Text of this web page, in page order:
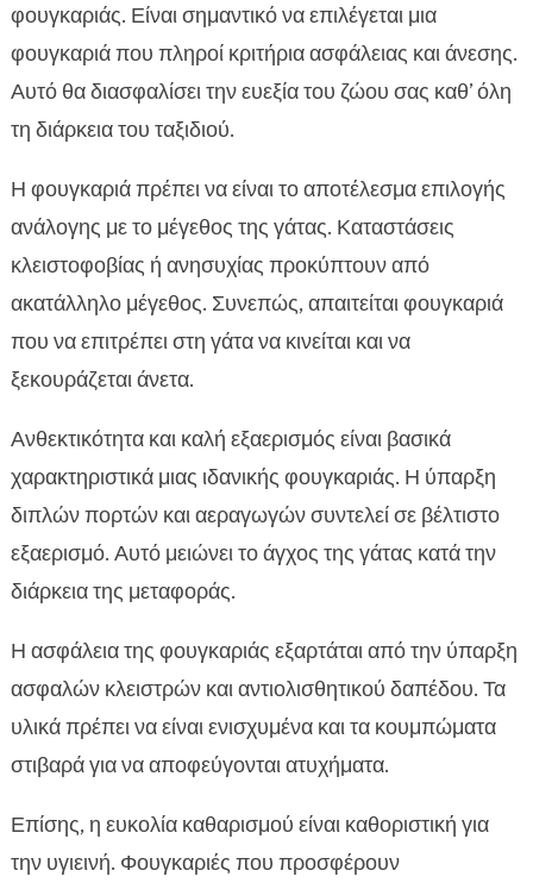
φουγκαριάς. Είναι σημαντικό να επιλέγεται μια
φουγκαριά που πληροί κριτήρια ασφάλειας και άνεσης.
Αυτό θα διασφαλίσει την ευεξία του ζώου σας καθ’ όλη
τη διάρκεια του ταξιδιού.
Η φουγκαριά πρέπει να είναι το αποτέλεσμα επιλογής
ανάλογης με το μέγεθος της γάτας. Καταστάσεις
κλειστοφοβίας ή ανησυχίας προκύπτουν από
ακατάλληλο μέγεθος. Συνεπώς, απαιτείται φουγκαριά
που να επιτρέπει στη γάτα να κινείται και να
ξεκουράζεται άνετα.
Ανθεκτικότητα και καλή εξαερισμός είναι βασικά
χαρακτηριστικά μιας ιδανικής φουγκαριάς. Η ύπαρξη
διπλών πορτών και αεραγωγών συντελεί σε βέλτιστο
εξαερισμό. Αυτό μειώνει το άγχος της γάτας κατά την
διάρκεια της μεταφοράς.
Η ασφάλεια της φουγκαριάς εξαρτάται από την ύπαρξη
ασφαλών κλειστρών και αντιολισθητικού δαπέδου. Τα
υλικά πρέπει να είναι ενισχυμένα και τα κουμπώματα
στιβαρά για να αποφεύγονται ατυχήματα.
Επίσης, η ευκολία καθαρισμού είναι καθοριστική για
την υγιεινή. Φουγκαριές που προσφέρουν